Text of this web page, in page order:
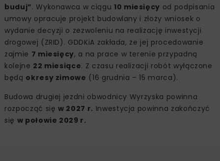
buduj”. Wykonawca w ciągu 10 miesięcy od podpisania
umowy opracuje projekt budowlany i złoży wniosek o
wydanie decyzji o zezwoleniu na realizację inwestycji
drogowej (ZRID). GDDKiA zakłada, że jej procedowanie
zajmie 7 miesięcy, a na prace w terenie przypadną
kolejne 22 miesiące. Z czasu realizacji robót wyłączone
będą okresy zimowe (16 grudnia – 15 marca).
Budowa drugiej jezdni obwodnicy Wyrzyska powinna
rozpocząć sięw 2027 r. Inwestycja powinna zakończyć
się w połowie 2029 r.